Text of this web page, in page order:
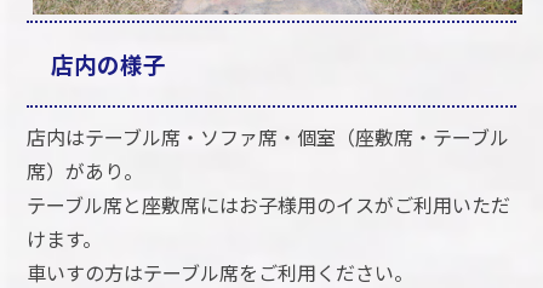
店内の様子
店内はテーブル席・ソファ席・個室（座敷席・テーブル
席）があり。
テーブル席と座敷席にはお子様用のイスがご利用いただ
けます。
車いすの方はテーブル席をご利用ください。